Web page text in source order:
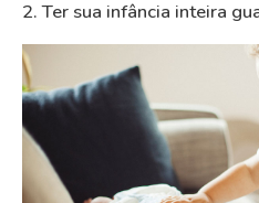
2. Ter sua infância inteira